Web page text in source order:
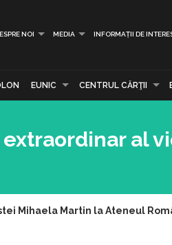
NOI MEDIA INFORMAȚII DE
EUNIC CENTRUL CĂRŢII
al
Mihaela Martin la Ateneul